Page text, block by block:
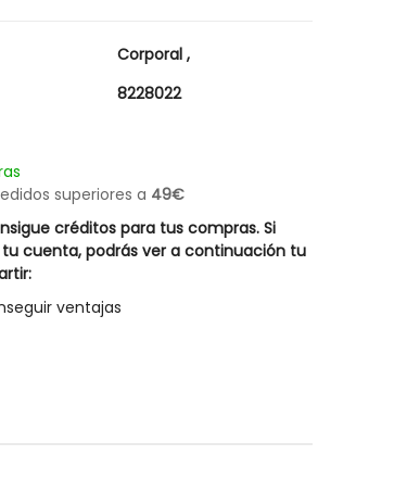
Corporal ,
8228022
superiores a 49€
créditos para tus compras. Si
cuenta, podrás ver a continuación tu
ventajas
HIGIENE Y SALUD
Blancos Silver Hair